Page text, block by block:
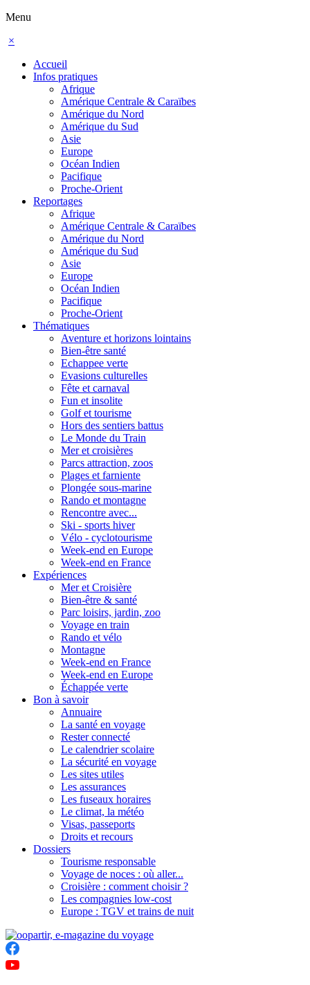
Menu
×
Accueil
Infos pratiques
Afrique
Amérique Centrale & Caraïbes
Amérique du Nord
Amérique du Sud
Asie
Europe
Océan Indien
Pacifique
Proche-Orient
Reportages
Afrique
Amérique Centrale & Caraïbes
Amérique du Nord
Amérique du Sud
Asie
Europe
Océan Indien
Pacifique
Proche-Orient
Thématiques
Aventure et horizons lointains
Bien-être santé
Echappee verte
Evasions culturelles
Fête et carnaval
Fun et insolite
Golf et tourisme
Hors des sentiers battus
Le Monde du Train
Mer et croisières
Parcs attraction, zoos
Plages et farniente
Plongée sous-marine
Rando et montagne
Rencontre avec...
Ski - sports hiver
Vélo - cyclotourisme
Week-end en Europe
Week-end en France
Expériences
Mer et Croisière
Bien-être & santé
Parc loisirs, jardin, zoo
Voyage en train
Rando et vélo
Montagne
Week-end en France
Week-end en Europe
Échappée verte
Bon à savoir
Annuaire
La santé en voyage
Rester connecté
Le calendrier scolaire
La sécurité en voyage
Les sites utiles
Les assurances
Les fuseaux horaires
Le climat, la météo
Visas, passeports
Droits et recours
Dossiers
Tourisme responsable
Voyage de noces : où aller...
Croisière : comment choisir ?
Les compagnies low-cost
Europe : TGV et trains de nuit